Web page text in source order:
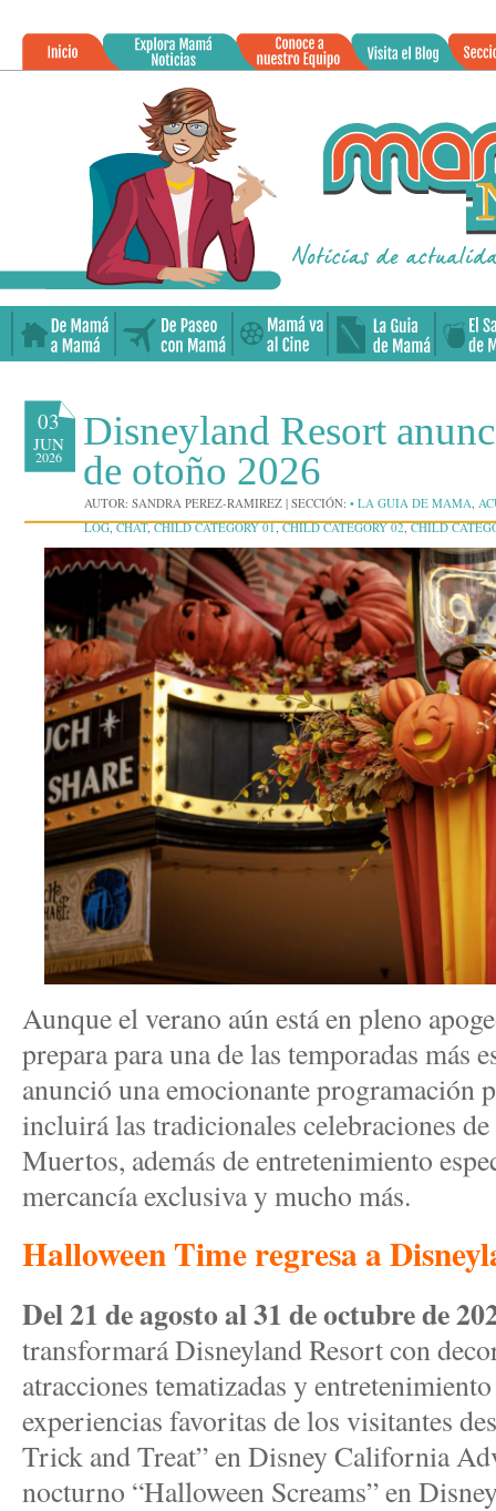
03
JUN
2026
Disneyland Resort
de otoño 2026
AUTOR: SANDRA PEREZ-RAMIREZ | SECCIÓN: • LA GUIA DE MAMA,
LOG,CHAT,CHILD CATEGORY 01,CHILD CATEGORY 02,CHILD
COMMENTS,CONCIERTOS,CONTENT,CORNER CASE,CRUCEROS,
EVENTOS,EXCERPT,FEATURED IMAGES,FERIAS, FORMATTING,
JARDINES BOTÁNICOS,JETPACK,LA ENTREVISTA CON MAMÁ,LAS
GRANDE,MAMÁ SOCIALITÉ,MARKUP,MORE TAG,MUSEOS,MUSEOS
PARQUES ACUÁTICOS,PARQUES DE ATRACCIONES,PASSWORD,
RESEÑAS DE PRODUCTOS,SHORTCODES,STANDARD,STATUS,STICKY
UNPUBLISHED,VIDEO,VIDEOPRESS
Aunque el verano aún está en pleno
prepara para una de las temporadas más
anunció una emocionante programación
incluirá las tradicionales celebraciones
Muertos, además de entretenimiento
mercancía exclusiva y mucho más.
Halloween Time regresa a
Del 21 de agosto al 31 de octubre de
transformará Disneyland Resort con
atracciones tematizadas y
experiencias favoritas de los visitantes
Trick and Treat” en Disney California
nocturno “Halloween Screams” en